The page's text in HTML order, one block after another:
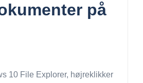
på
10 File Explorer, højreklikker